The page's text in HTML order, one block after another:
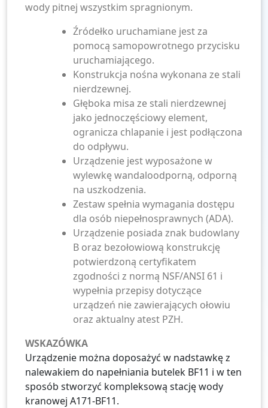
wody pitnej wszystkim spragnionym.
Źródełko uruchamiane jest za
pomocą samopowrotnego przycisku
uruchamiającego.
Konstrukcja nośna wykonana ze stali
nierdzewnej.
Głęboka misa ze stali nierdzewnej
jako jednoczęściowy element,
ogranicza chlapanie i jest podłączona
do odpływu.
Urządzenie jest wyposażone w
wylewkę wandaloodporną, odporną
na uszkodzenia.
Zestaw spełnia wymagania dostępu
dla osób niepełnosprawnych (ADA).
Urządzenie posiada znak budowlany
B oraz bezołowiową konstrukcję
potwierdzoną certyfikatem
zgodności z normą NSF/ANSI 61 i
wypełnia przepisy dotyczące
urządzeń nie zawierających ołowiu
oraz aktualny atest PZH.
WSKAZÓWKA
Urządzenie można doposażyć w nadstawkę z
nalewakiem do napełniania butelek BF11 i w ten
sposób stworzyć kompleksową stację wody
kranowej A171-BF11.